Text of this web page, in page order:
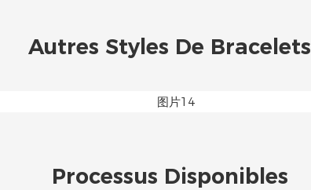
Autres Styles De Bracelets
Processus Disponibles